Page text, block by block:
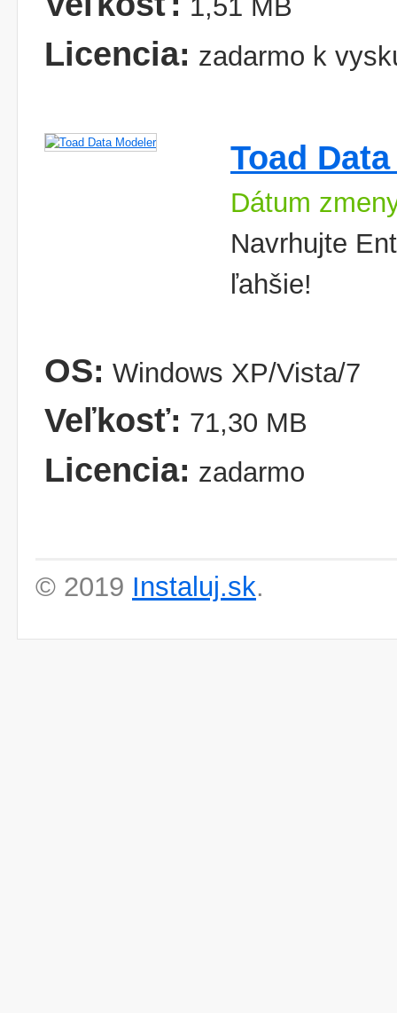
1,51 MB
Licencia: zadarmo k
Toad
Dátum
Navrhujte
ľahšie!
OS: Windows XP/Vista/7
Veľkosť: 71,30 MB
Licencia: zadarmo
© 2019 Instaluj.sk.